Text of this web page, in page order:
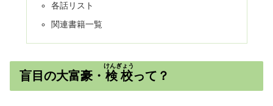
各話リスト
関連書籍一覧
盲目の大富豪・ 検校
けんぎょう
って？